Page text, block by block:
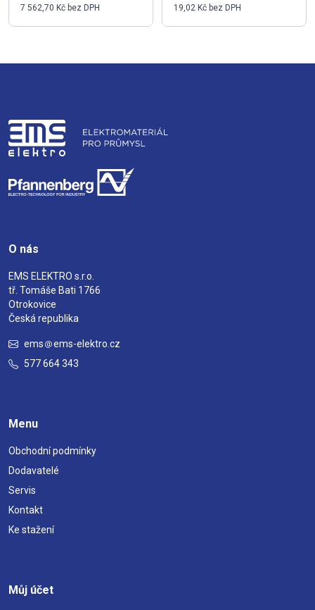
7 562,70 Kč bez DPH 19,02 Kč bez DPH
O nás
EMS ELEKTRO s.r.o.
tř. Tomáše Bati 1766
Otrokovice
Česká republika
ems
ems-elektro.cz
577 664 343
Menu
Obchodní podmínky
Dodavatelé
Servis
Kontakt
Ke stažení
Můj účet